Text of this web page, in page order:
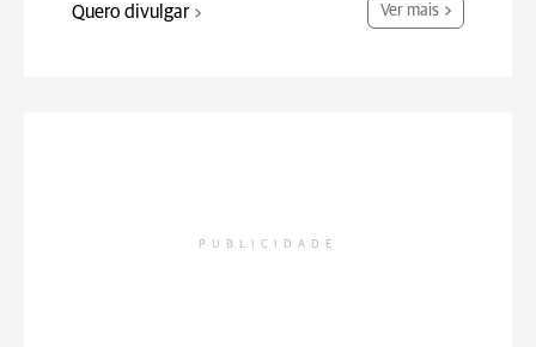
Quero divulgar Ver mais
PUBLICIDADE